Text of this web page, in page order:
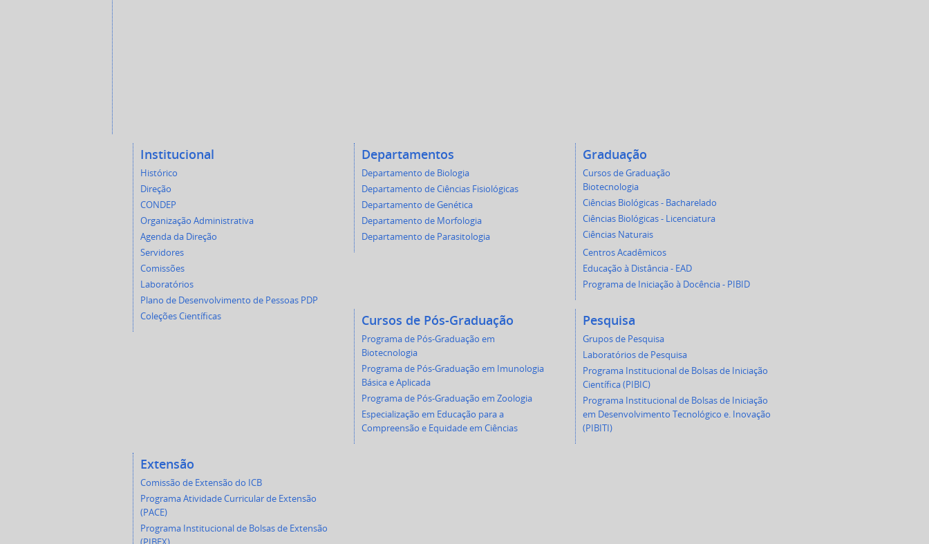
Institucional
Histórico
Direção
CONDEP
Organização Administrativa
Agenda da Direção
Servidores
Comissões
Laboratórios
Plano de Desenvolvimento de Pessoas PDP
Coleções Científicas
Departamentos
Departamento de Biologia
Departamento de Ciências Fisiológicas
Departamento de Genética
Departamento de Morfologia
Departamento de Parasitologia
Graduação
Cursos de Graduação
Biotecnologia
Ciências Biológicas - Bacharelado
Ciências Biológicas - Licenciatura
Ciências Naturais
Centros Acadêmicos
Educação à Distância - EAD
Programa de Iniciação à Docência - PIBID
Cursos de Pós-Graduação
Programa de Pós-Graduação em
Biotecnologia
Programa de Pós-Graduação em Imunologia
Básica e Aplicada
Programa de Pós-Graduação em Zoologia
Especialização em Educação para a
Compreensão e Equidade em Ciências
Pesquisa
Grupos de Pesquisa
Laboratórios de Pesquisa
Programa Institucional de Bolsas de Iniciação
Científica (PIBIC)
Programa Institucional de Bolsas de Iniciação
em Desenvolvimento Tecnológico e. Inovação
(PIBITI)
Extensão
Comissão de Extensão do ICB
Programa Atividade Curricular de Extensão
(PACE)
Programa Institucional de Bolsas de Extensão